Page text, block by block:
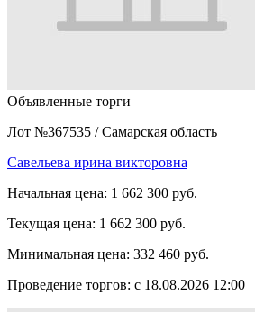
Объявленные торги
Лот №367535 / Самарская область
Савельева ирина викторовна
Начальная цена: 1 662 300 руб.
Текущая цена: 1 662 300 руб.
Минимальная цена: 332 460 руб.
Проведение торгов: с 18.08.2026 12:00